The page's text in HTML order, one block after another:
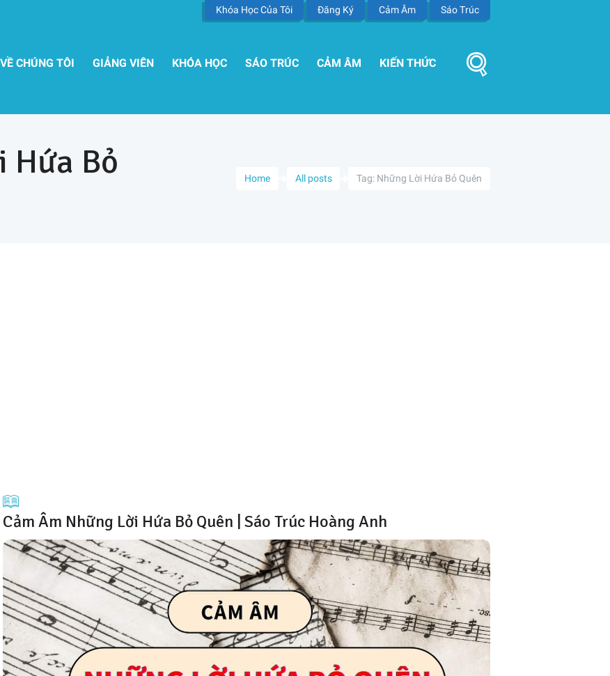
Khóa Học Của Tôi Đăng Ký Cảm Âm Sáo Trúc
VỀ CHÚNG TÔI GIẢNG VIÊN KHÓA HỌC SÁO TRÚC CẢM ÂM KIẾN THỨC
Home All posts Tag: Những Lời Hứa Bỏ Quên
Hứa Bỏ
Cảm Âm Những Lời Hứa Bỏ Quên | Sáo Trúc Hoàng Anh